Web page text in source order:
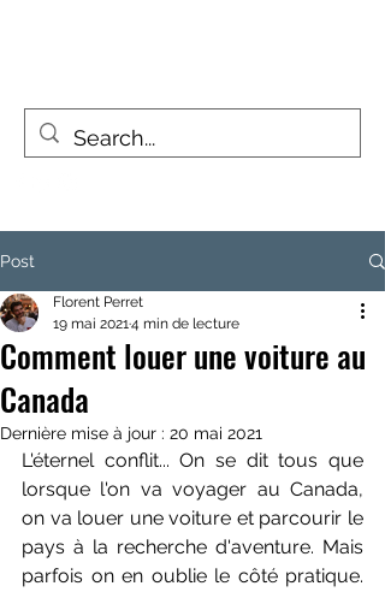
Post
Comment louer une voiture au
Canada
Florent Perret
19 mai 20214 min de lecture
Dernière mise à jour : 20 mai 2021
L'éternel conflit... On se dit tous que
lorsque l'on va voyager au Canada,
on va louer une voiture et parcourir le
pays à la recherche d'aventure. Mais
parfois on en oublie le côté pratique.